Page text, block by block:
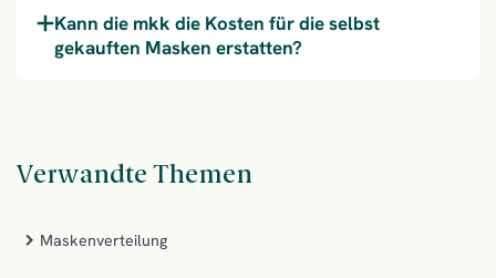
Kann die mkk die Kosten für die selbst
gekauften Masken erstatten?
Verwandte Themen
Maskenverteilung